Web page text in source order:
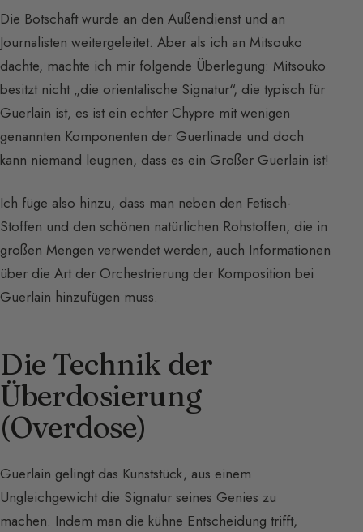
Die Botschaft wurde an den Außendienst und an
Journalisten weitergeleitet. Aber als ich an Mitsouko
dachte, machte ich mir folgende Überlegung: Mitsouko
besitzt nicht „die orientalische Signatur“, die typisch für
Guerlain ist, es ist ein echter Chypre mit wenigen
genannten Komponenten der Guerlinade und doch
kann niemand leugnen, dass es ein Großer Guerlain ist!
Ich füge also hinzu, dass man neben den Fetisch-
Stoffen und den schönen natürlichen Rohstoffen, die in
großen Mengen verwendet werden, auch Informationen
über die Art der Orchestrierung der Komposition bei
Guerlain hinzufügen muss.
Die Technik der
Überdosierung
(Overdose)
Guerlain gelingt das Kunststück, aus einem
Ungleichgewicht die Signatur seines Genies zu
machen. Indem man die kühne Entscheidung trifft,